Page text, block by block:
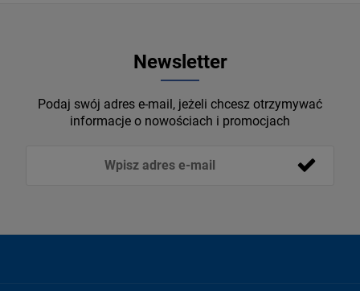
Newsletter
Podaj swój adres e-mail, jeżeli chcesz otrzymywać
informacje o nowościach i promocjach